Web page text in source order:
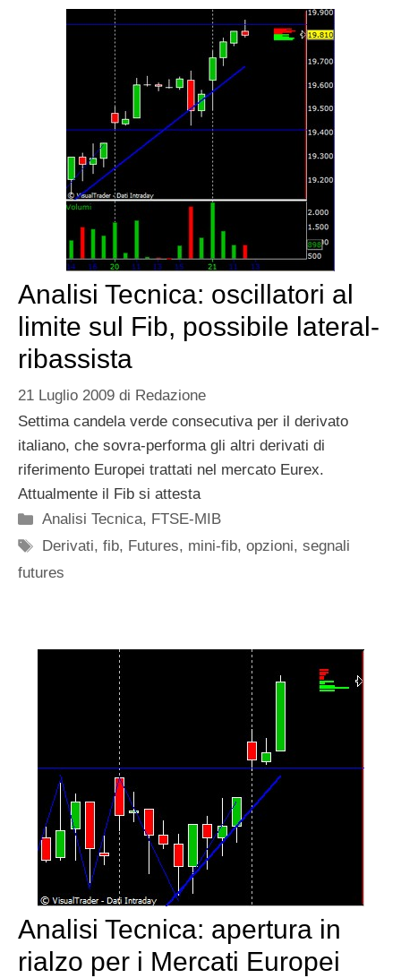
Analisi Tecnica: oscillatori al
limite sul Fib, possibile lateral-
ribassista
21 Luglio 2009 di Redazione
Settima candela verde consecutiva per il derivato
italiano, che sovra-performa gli altri derivati di
riferimento Europei trattati nel mercato Eurex.
Attualmente il Fib si attesta
Categorie
Analisi Tecnica, FTSE-MIB
Tag
Derivati,fib, Futures, mini-fib,opzioni,segnali
futures
Analisi Tecnica: apertura in
rialzo per i Mercati Europei